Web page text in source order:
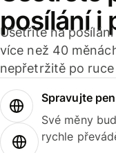
posílání i
Ušetříte na
více než 40
nepřetržitě po
Spravujte
Své měny
rychle